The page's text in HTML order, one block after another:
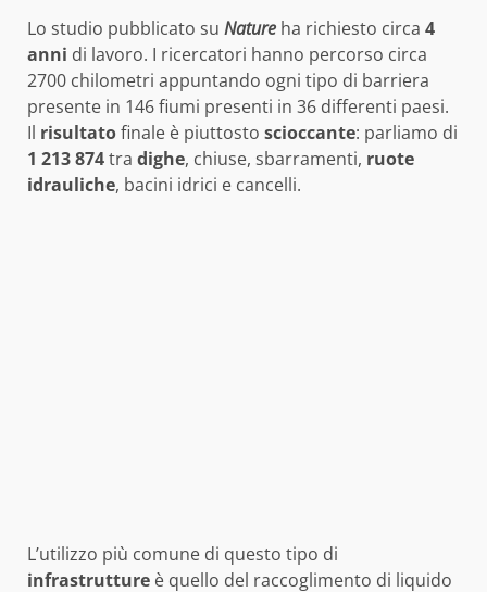
Lo studio pubblicato su Nature ha richiesto circa 4
anni di lavoro. I ricercatori hanno percorso circa
2700 chilometri appuntando ogni tipo di barriera
presente in 146 fiumi presenti in 36 differenti paesi.
Il risultatofinale è piuttosto scioccante: parliamo di
1 213 874tra dighe, chiuse, sbarramenti, ruote
idrauliche, bacini idrici e cancelli.
L’utilizzo più comune di questo tipo di
infrastrutture è quello del raccoglimento di liquido